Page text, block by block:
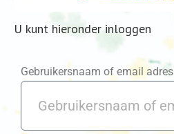
U kunt hieronder inloggen
Gebruikersnaam of email adres